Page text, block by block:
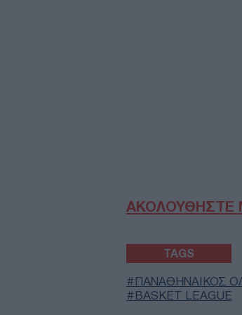
ΑΚΟΛΟΥΘΗΣΤΕ
TAGS
ΠΑΝΑΘΗΝΑΙΚΟΣ
BASKET LEAGUE